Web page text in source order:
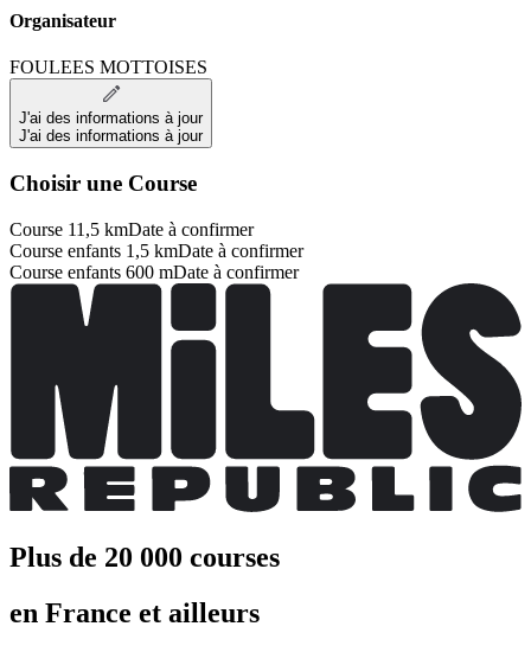
Organisateur
FOULEES MOTTOISES
J'ai des informations à jour
J'ai des informations à jour
Choisir une Course
Course 11,5 kmDate à confirmer
Course enfants 1,5 kmDate à confirmer
Course enfants 600 mDate à confirmer
Plus de 20 000 courses
en France et ailleurs